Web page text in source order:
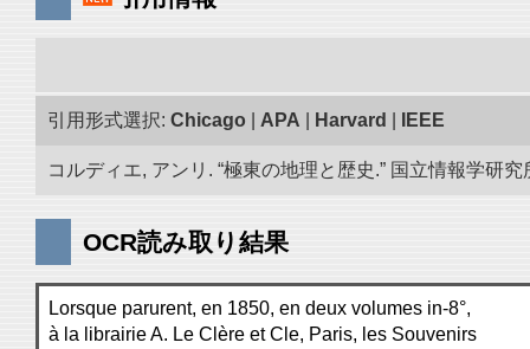
引用形式選択: Chicago APA Harvard IEEE
コルディエ, アンリ. “極東の地理と歴史.” 国立情報学研
OCR読み取り結果
Lorsque parurent, en 1850, en deux volumes in-8°,
à la librairie A. Le Clère et Cle, Paris, les Souvenirs